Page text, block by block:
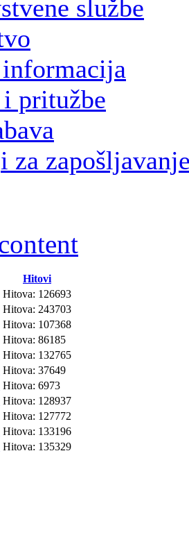
službe
pritužbe
za
Hitovi
Hitova: 126693
Hitova: 243703
Hitova: 107368
Hitova: 86185
Hitova: 132765
Hitova: 37649
Hitova: 6973
Hitova: 128937
Hitova: 127772
Hitova: 133196
Hitova: 135329